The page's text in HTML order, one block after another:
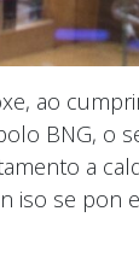
ao
BNG, o
a
iso se